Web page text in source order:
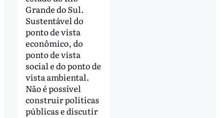
Grande do Sul.
Sustentável do
ponto de vista
econômico, do
ponto de vista
social e do ponto de
vista ambiental.
Não é possível
construir políticas
públicas e discutir